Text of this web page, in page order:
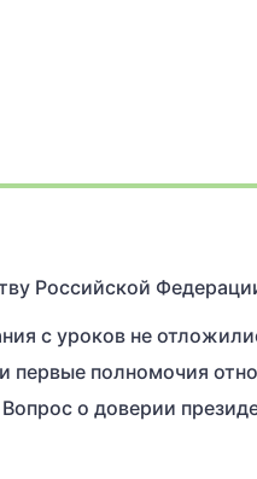
Российской
с уроков не
первые полномочия
о доверии